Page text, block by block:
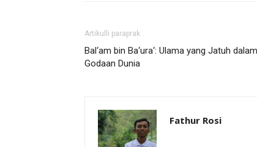
Artikulli paraprak
Bal‘am bin Ba‘ura‘: Ulama yang Jatuh dalam
Godaan Dunia
Fathur Rosi